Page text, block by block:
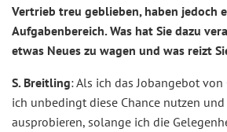
Vertrieb treu geblieben, haben jedoch
Aufgabenbereich. Was hat Sie dazu
etwas Neues zu wagen und was reizt
S. Breitling: Als ich das Jobangebot
ich unbedingt diese Chance nutzen und
ausprobieren, solange ich die